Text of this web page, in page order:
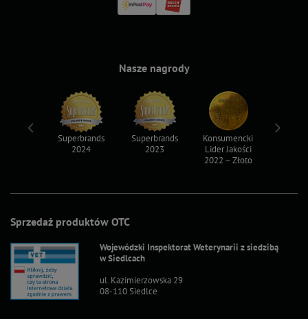
Sprzedaż produktów OTC
Wojewódzki Inspektorat Weterynarii z siedzibą
w Siedlcach
ul. Kazimierzowska 29
08-110 Siedlce
Nasze nagrody
Superbrands
2024
Superbrands
2023
Konsumencki
Lider Jakości
2022 – Złoto